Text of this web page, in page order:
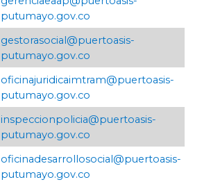
putumayo.gov.co
​gestorasocial@puertoasis-
putumayo.gov.co
​oficinajuridicaimtram@puertoasis-
putumayo.gov.co
inspeccionpolicia@puertoasis-
putumayo.gov.co
oficinadesarrollosocial@puertoasis-
putumayo.gov.co